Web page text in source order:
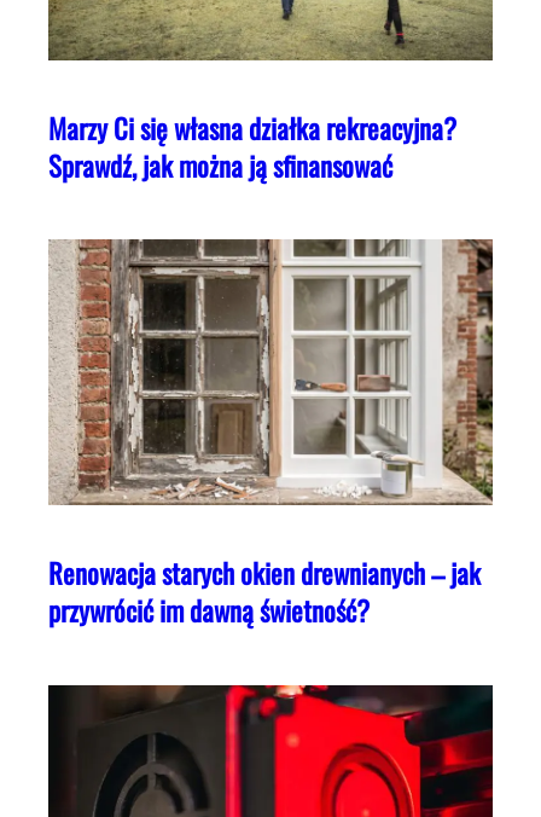
Marzy Ci się własna działka rekreacyjna?
Sprawdź, jak można ją sfinansować
Renowacja starych okien drewnianych – jak
przywrócić im dawną świetność?